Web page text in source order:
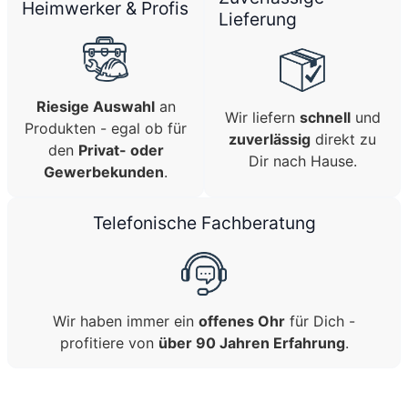
Heimwerker & Profis
Riesige Auswahlan
Produkten - egal ob für
den Privat- oder
Gewerbekunden.
Lieferung
Wir liefern schnellund
zuverlässig direkt zu
Dir nach Hause.
Telefonische Fachberatung
Wir haben immer ein offenes Ohr für Dich -
profitiere von über 90 Jahren Erfahrung.